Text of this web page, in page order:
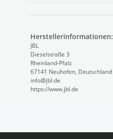
Herstellerinformationen:
JBL
Dieselstraße 3
Rheinland-Pfalz
67141 Neuhofen, Deutschland
info@jbl.de
https://www.jbl.de